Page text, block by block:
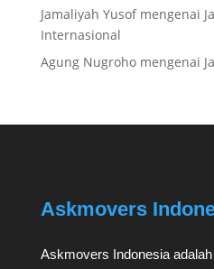
Jamaliyah Yusofmengenai
Internasional
Agung Nugrohomengenai
Askmovers
Askmovers Indonesia